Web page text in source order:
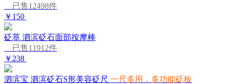
已售12498件
￥150
砭萃 泗滨砭石面部按摩棒
已售11912件
￥238
泗滨宝 泗滨砭石S形美容砭尺 一尺多用，多功能砭板